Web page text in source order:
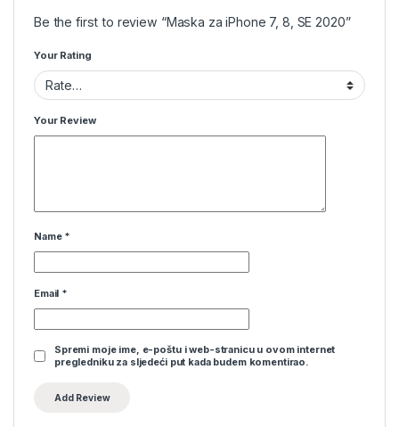
Be the first to review “Maska za iPhone 7, 8, SE 2020”
Your Rating
Your Review
Name *
Email *
Spremi moje ime, e-poštu i web-stranicu u ovom internet
pregledniku za sljedeći put kada budem komentirao.